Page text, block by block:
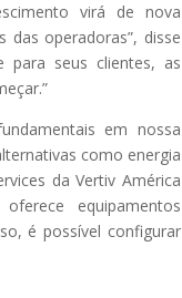
virá de nova
operadoras”, disse
para seus clientes, as
em nossa
como energia
da Vertiv América
equipamentos
é possível configurar